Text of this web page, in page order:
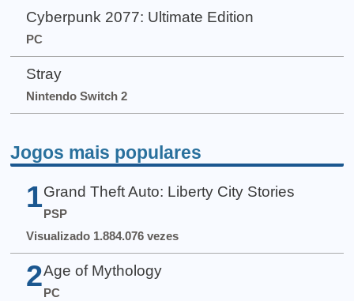
Cyberpunk 2077: Ultimate Edition
PC
Stray
Nintendo Switch 2
Jogos mais populares
1 Grand Theft Auto: Liberty City Stories
PSP
Visualizado 1.884.076 vezes
2 Age of Mythology
PC